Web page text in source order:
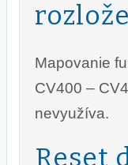
Mapovanie
CV400 –
nevyužíva.
Reset